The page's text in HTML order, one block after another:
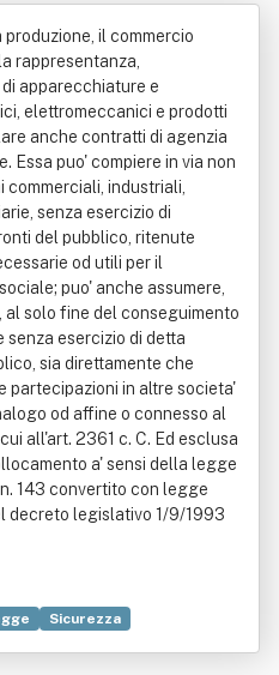
produzione, il commercio
rappresentanza,
apparecchiature e
elettromeccanici e prodotti
anche contratti di agenzia
Essa puo' compiere in via non
industriali,
senza esercizio di
del pubblico, ritenute
od utili per il
puo' anche assumere,
al solo fine del conseguimento
esercizio di detta
sia direttamente che
partecipazioni in altre societa'
od affine o connesso al
all'art. 2361 c. C. Ed esclusa
a' sensi della legge
143 convertito con legge
decreto legislativo 1/9/1993
Sicurezza